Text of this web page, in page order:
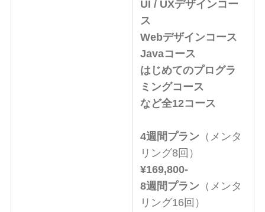
UI / UXデザインコー
ス
Webデザインコース
Javaコース
はじめてのプログラ
ミングコース
など全12コース
4週間プラン （メンタ
リング8回）
¥169,800-
8週間プラン （メンタ
リング16回）